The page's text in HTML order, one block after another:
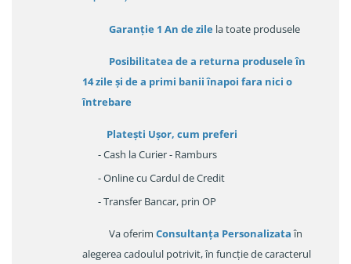
Garanție 1 An de zile la toate produsele
Posibilitatea de a returna produsele în
14 zileși de a primi banii înapoi fara nici o
întrebare
Platești Ușor, cum preferi
- Cash la Curier - Ramburs
- Online cu Cardul de Credit
- Transfer Bancar, prin OP
Va oferim Consultanța Personalizataîn
alegerea cadoulul potrivit, în funcție de caracterul